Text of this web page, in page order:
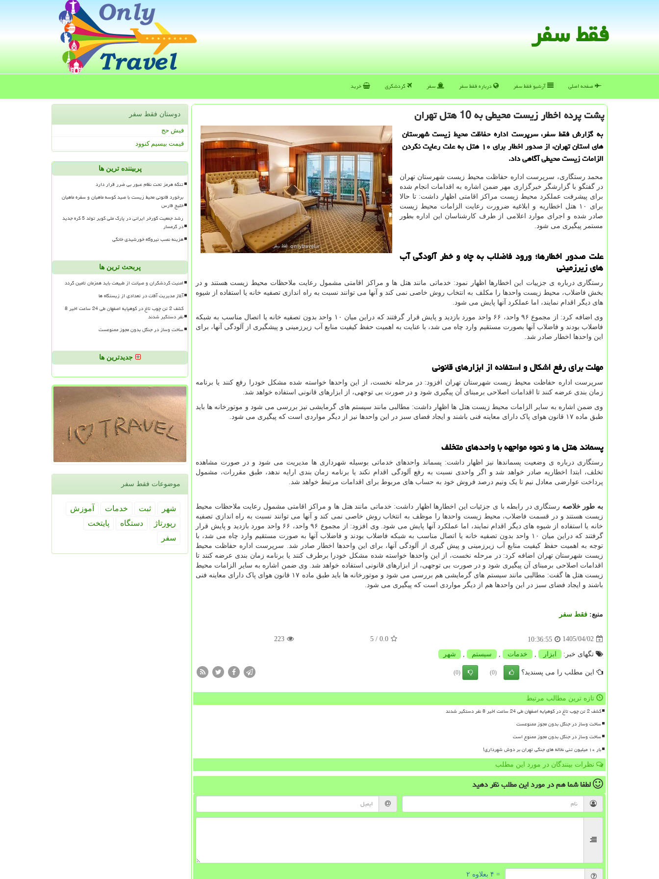
فقط سفر
صفحه اصلی آرشیو فقط سفر درباره فقط سفر سفر گردشگری خرید
پشت پرده اخطار زیست محیطی به 10 هتل تهران
به گزارش فقط سفر، سرپرست اداره حفاظت محیط زیست شهرستان
های استان تهران، از صدور اخطار برای ۱۰ هتل به علت رعایت نکردن
الزامات زیست محیطی آگاهی داد.
محمد رستگاری، سرپرست اداره حفاظت محیط زیست شهرستان تهران
در گفتگو با گزارشگر خبرگزاری مهر ضمن اشاره به اقدامات انجام شده
برای پیشرفت عملکرد محیط زیست مراکز اقامتی اظهار داشت: تا حالا
برای ۱۰ هتل اخطاریه و ابلاغیه ضرورت رعایت الزامات محیط زیست
صادر شده و اجرای موارد اعلامی از طرف کارشناسان این اداره بطور
مستمر پیگیری می شود.
علت صدور اخطارها؛ ورود فاضلاب به چاه و خطر آلودگی آب
های زیرزمینی
رستگاری درباره ی جزییات این اخطارها اظهار نمود: خدماتی مانند هتل ها و مراکز اقامتی مشمول رعایت ملاحظات محیط زیست هستند و در
بخش فاضلاب، محیط زیست واحدها را مکلف به انتخاب روش خاصی نمی کند و آنها می توانند نسبت به راه اندازی تصفیه خانه یا استفاده از شیوه
های دیگر اقدام نمایند، اما عملکرد آنها پایش می شود.
وی اضافه کرد: از مجموع ۹۶ واحد، ۶۶ واحد مورد بازدید و پایش قرار گرفتند که دراین میان ۱۰ واحد بدون تصفیه خانه یا اتصال مناسب به شبکه
فاضلاب بودند و فاضلاب آنها بصورت مستقیم وارد چاه می شد، با عنایت به اهمیت حفظ کیفیت منابع آب زیرزمینی و پیشگیری از آلودگی آنها، برای
این واحدها اخطار صادر شد.
مهلت برای رفع اشکال و استفاده از ابزارهای قانونی
سرپرست اداره حفاظت محیط زیست شهرستان تهران افزود: در مرحله نخست، از این واحدها خواسته شده مشکل خودرا رفع کنند یا برنامه
زمان بندی عرضه کنند تا اقدامات اصلاحی برمبنای آن پیگیری شود و در صورت بی توجهی، از ابزارهای قانونی استفاده خواهد شد.
وی ضمن اشاره به سایر الزامات محیط زیست هتل ها اظهار داشت: مطالبی مانند سیستم های گرمایشی نیز بررسی می شود و موتورخانه ها باید
طبق ماده ۱۷ قانون هوای پاک دارای معاینه فنی باشند و ایجاد فضای سبز در این واحدها نیز از دیگر مواردی است که پیگیری می شود.
پسماند هتل ها و نحوه مواجهه با واحدهای متخلف
رستگاری درباره ی وضعیت پسماندها نیز اظهار داشت: پسماند واحدهای خدماتی بوسیله شهرداری ها مدیریت می شود و در صورت مشاهده
تخلف، ابتدا اخطاریه صادر خواهد شد و اگر واحدی نسبت به رفع آلودگی اقدام نکند یا برنامه زمان بندی ارایه ندهد، طبق مقررات، مشمول
پرداخت عوارضی معادل نیم تا یک ونیم درصد فروش خود به حساب های مربوط برای اقدامات مرتبط خواهد شد.
به طور خلاصه رستگاری در رابطه با ی جزئیات این اخطارها اظهار داشت: خدماتی مانند هتل ها و مراکز اقامتی مشمول رعایت ملاحظات محیط
زیست هستند و در قسمت فاضلاب، محیط زیست واحدها را موظف به انتخاب روش خاصی نمی کند و آنها می توانند نسبت به راه اندازی تصفیه
خانه یا استفاده از شیوه های دیگر اقدام نمایند، اما عملکرد آنها پایش می شود. وی افزود: از مجموع ۹۶ واحد، ۶۶ واحد مورد بازدید و پایش قرار
گرفتند که دراین میان ۱۰ واحد بدون تصفیه خانه یا اتصال مناسب به شبکه فاضلاب بودند و فاضلاب آنها به صورت مستقیم وارد چاه می شد، با
توجه به اهمیت حفظ کیفیت منابع آب زیرزمینی و پیش گیری از آلودگی آنها، برای این واحدها اخطار صادر شد. سرپرست اداره حفاظت محیط
زیست شهرستان تهران اضافه کرد: در مرحله نخست، از این واحدها خواسته شده مشکل خودرا برطرف کنند یا برنامه زمان بندی عرضه کنند تا
اقدامات اصلاحی برمبنای آن پیگیری شود و در صورت بی توجهی، از ابزارهای قانونی استفاده خواهد شد. وی ضمن اشاره به سایر الزامات محیط
زیست هتل ها گفت: مطالبی مانند سیستم های گرمایشی هم بررسی می شود و موتورخانه ها باید طبق ماده ۱۷ قانون هوای پاک دارای معاینه فنی
باشند و ایجاد فضای سبز در این واحدها هم از دیگر مواردی است که پیگیری می شود.
منبع: فقط سفر
1405/04/02
10:36:55
0.0
/ 5
223
تگهای خبر: ابزار خدمات سیستم شهر
این مطلب را می پسندید؟ (0)
(0)
تازه ترین مطالب مرتبط
کشف 2 تن چوب تاغ در کوهپایه اصفهان طی 24 ساعت اخیر 8 نفر دستگیر شدند
ساخت وساز در جنگل بدون مجوز ممنوعست
ساخت وساز در جنگل بدون مجوز ممنوع است
بار ۱۰ میلیون تنی نخاله های جنگی تهران بر دوش شهرداری!
نظرات بینندگان در مورد این مطلب
لطفا شما همدر مورد این مطلبنظر دهید
= ۴ بعلاوه ۲
دوستان فقط سفر
فیش حج
قیمت بیسیم کنوود
پربیننده ترین ها
تنگه هرمز تحت نظام عبور بی ضرر قرار دارد
برخورد قانونی محیط زیست با صید کوسه ماهیان و سفره ماهیان
خلیج فارس
رشد جمعیت گورخر ایرانی در پارک ملی کویر تولد 5 کره جدید
در گرمسار
هزینه نصب نیروگاه خورشیدی خانگی
پربحث ترین ها
امنیت گردشگران و صیانت از طبیعت باید همزمان تامین گردد
آغاز مدیریت آفات در تعدادی از زیستگاه ها
کشف 2 تن چوب تاغ در کوهپایه اصفهان طی 24 ساعت اخیر 8
نفر دستگیر شدند
ساخت وساز در جنگل بدون مجوز ممنوعست
جدیدترین ها
موضوعات فقط سفر
شهر ثبت خدمات
آموزش
رپورتاژ
دستگاه
پایتخت
سفر